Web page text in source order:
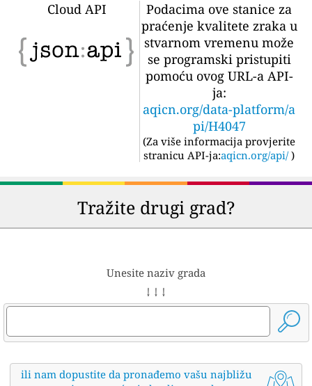
Cloud API
Podacima ove stanice za
praćenje kvalitete zraka u
stvarnom vremenu može
se programski pristupiti
pomoću ovog URL-a API-
ja:
aqicn.org/data-platform/a
pi/H4047
(Za više informacija provjerite
stranicu API-ja:aqicn.org/api/ )
Tražite drugi grad?
Unesite naziv grada
↓ ↓ ↓
ili nam dopustite da pronađemo vašu najbližu